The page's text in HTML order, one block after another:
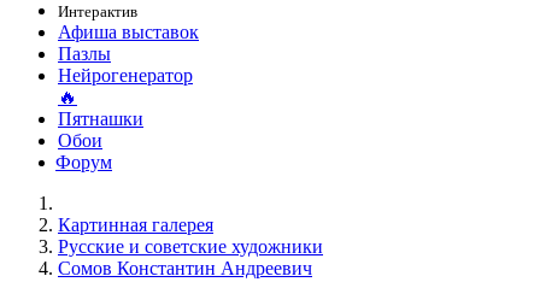
Интерактив
Афиша выставок
Пазлы
Нейрогенератор
🔥
Пятнашки
Обои
Форум
Картинная галерея
Русские и советские художники
Сомов Константин Андреевич